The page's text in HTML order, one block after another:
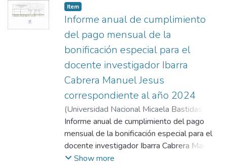
Item
Informe anual de cumplimiento
del pago mensual de la
bonificación especial para el
docente investigador Ibarra
Cabrera Manuel Jesus
correspondiente al año 2024
(Universidad Nacional Micaela Bastidas de
Apurímac,2025-02-03)Ibarra Cabrera,
Manuel Jesus
Informe anual de cumplimiento del pago
mensual de la bonificación especial para el
docente investigador Ibarra Cabrera Manuel
Jesus correspondiente al año 2024. Anexos
Show more